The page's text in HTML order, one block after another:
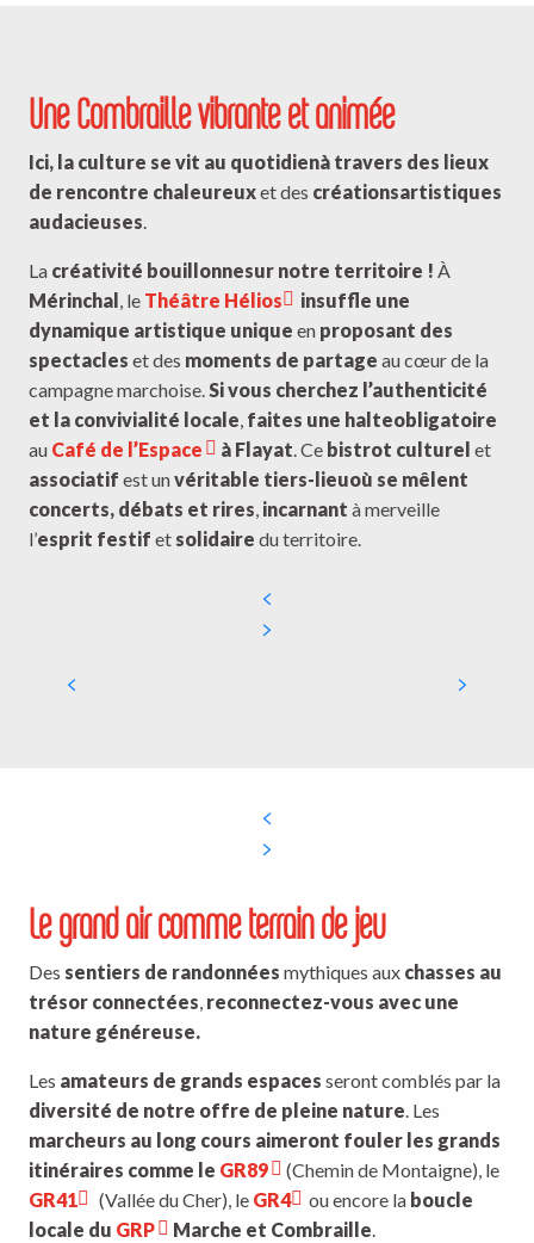
Une Combraille vibrante et animée
Ici, la culture se vit au quotidienà travers des lieux
de rencontre chaleureuxet des créationsartistiques
audacieuses.
La créativité bouillonnesur notre territoire ! À
Mérinchal, le Théâtre Hélios
insuffle une
dynamique artistique unique en proposant des
spectacles et des moments de partage au cœur de la
campagne marchoise.Si vous cherchez l’authenticité
et la convivialité locale, faites une halteobligatoire
au Café de l’Espace à Flayat. Ce bistrot culturel et
associatif est unvéritable tiers-lieuoù se mêlent
concerts, débats et rires, incarnant à merveille
l’esprit festif et solidaire du territoire.
Le grand air comme terrain de jeu
Des sentiers de randonnées mythiques aux chasses au
trésor connectées, reconnectez-vous avec une
nature généreuse.
Les amateurs de grands espaces seront comblés par la
diversité de notre offre de pleine nature. Les
marcheurs au long cours aimeront fouler les grands
itinéraires comme le GR89
(Chemin de Montaigne), le
GR41
(Vallée du Cher), le GR4 ou encore la boucle
locale du GRP Marche et Combraille.